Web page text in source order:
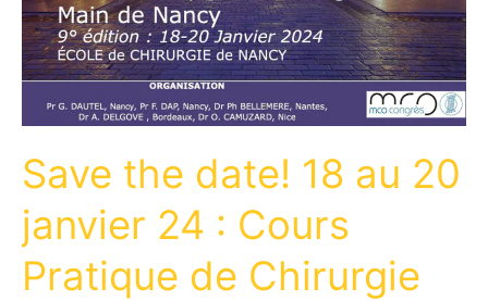
Save the date! 18 au 20
janvier 24 : Cours
Pratique de Chirurgie